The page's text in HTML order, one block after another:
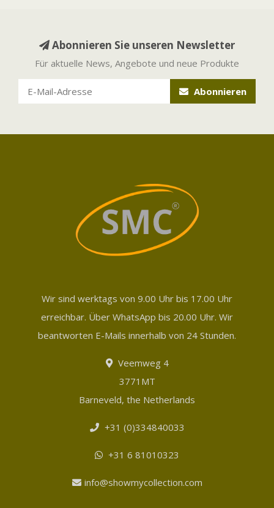
Abonnieren Sie unseren Newsletter
Für aktuelle News, Angebote und neue Produkte
Abonnieren
Wir sind werktags von 9.00 Uhr bis 17.00 Uhr
erreichbar. Über WhatsApp bis 20.00 Uhr. Wir
beantworten E-Mails innerhalb von 24 Stunden.
Veemweg 4
3771MT
Barneveld, the Netherlands
+31 (0)334840033
+31 6 81010323
info@showmycollection.com